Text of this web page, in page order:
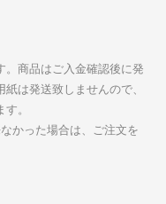
。商品はご入金確認後に発
は発送致しませんので、
。
かった場合は、ご注文を